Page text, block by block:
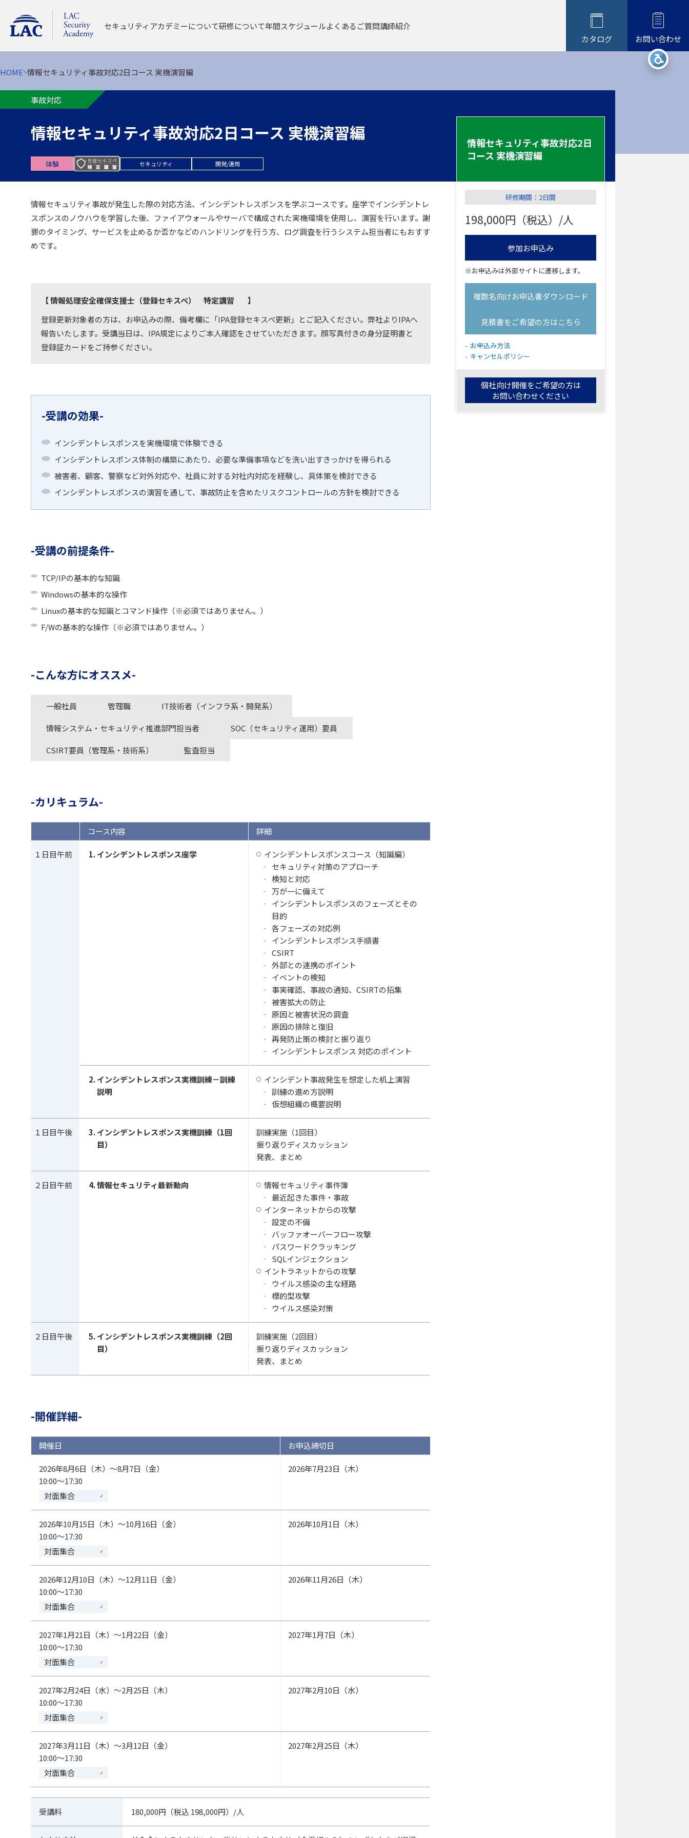
カタログ お問い合わせ
セキュリティアカデミーについて研修について
はじめて受講される方 / 研修について
オープン開催（対面集合 / リモートライブ）
修了証について
eラーニング／コンテンツレンタル
eラーニング／コンテンツレンタルの
お申込みについて
年間スケジュールよくあるご質問講師紹介
HOME 情報セキュリティ事故対応2日コース 実機演習編
事故対応
情報セキュリティ事故対応2日コース 実機演習編
体験 セキュリティ 開発/運用
情報セキュリティ事故対応2日
コース 実機演習編
研修期間：2日間
198,000円（税込）/人
参加お申込み
※お申込みは外部サイトに遷移します。
複数名向けお申込書ダウンロード
見積書をご希望の方はこちら
お申込み方法
キャンセルポリシー
個社向け開催をご希望の方は
お問い合わせください
情報セキュリティ事故が発生した際の対応方法、インシデントレスポンスを学ぶコースです。座学でインシデントレ
スポンスのノウハウを学習した後、ファイアウォールやサーバで構成された実機環境を使用し、演習を行います。謝
罪のタイミング、サービスを止めるか否かなどのハンドリングを行う方、ログ調査を行うシステム担当者にもおすす
めです。
【情報処理安全確保支援士（登録セキスペ） 特定講習
】
登録更新対象者の方は、お申込みの際、備考欄に「IPA登録セキスペ更新」とご記入ください。弊社よりIPAへ
報告いたします。受講当日は、IPA規定によりご本人確認をさせていただきます。顔写真付きの身分証明書と
登録証カードをご持参ください。
受講の効果
インシデントレスポンスを実機環境で体験できる
インシデントレスポンス体制の構築にあたり、必要な準備事項などを洗い出すきっかけを得られる
被害者、顧客、警察など対外対応や、社員に対する対社内対応を経験し、具体策を検討できる
インシデントレスポンスの演習を通して、事故防止を含めたリスクコントロールの方針を検討できる
受講の前提条件
TCP/IPの基本的な知識
Windowsの基本的な操作
Linuxの基本的な知識とコマンド操作（※必須ではありません。）
F/Wの基本的な操作（※必須ではありません。）
こんな方にオススメ
一般社員 管理職 IT技術者（インフラ系・開発系）
情報システム・セキュリティ推進部門担当者 SOC（セキュリティ運用）要員
CSIRT要員（管理系・技術系） 監査担当
カリキュラム
コース内容 詳細
１日目午前 インシデントレスポンス座学
インシデントレスポンスコース（知識編）
セキュリティ対策のアプローチ
検知と対応
万が一に備えて
インシデントレスポンスのフェーズとその
目的
各フェーズの対応例
インシデントレスポンス手順書
CSIRT
外部との連携のポイント
イベントの検知
事実確認、事故の通知、CSIRTの招集
被害拡大の防止
原因と被害状況の調査
原因の排除と復旧
再発防止策の検討と振り返り
インシデントレスポンス 対応のポイント
インシデントレスポンス実機訓練－訓練
説明
インシデント事故発生を想定した机上演習
訓練の進め方説明
仮想組織の概要説明
１日目午後
インシデントレスポンス実機訓練（1回
目）
訓練実施（1回目）
振り返りディスカッション
発表、まとめ
２日目午前 情報セキュリティ最新動向
情報セキュリティ事件簿
最近起きた事件・事故
インターネットからの攻撃
設定の不備
バッファオーバーフロー攻撃
パスワードクラッキング
SQLインジェクション
イントラネットからの攻撃
ウイルス感染の主な経路
標的型攻撃
ウイルス感染対策
２日目午後
インシデントレスポンス実機訓練（2回
目）
訓練実施（2回目）
振り返りディスカッション
発表、まとめ
開催詳細
開催日 お申込締切日
2026年8月6日（木）～8月7日（金）
10:00～17:30
対面集合
2026年7月23日（木）
2026年10月15日（木）～10月16日（金）
10:00～17:30
対面集合
2026年10月1日（木）
2026年12月10日（木）～12月11日（金）
10:00～17:30
対面集合
2026年11月26日（木）
2027年1月21日（木）～1月22日（金）
10:00～17:30
対面集合
2027年1月7日（木）
2027年2月24日（水）～2月25日（木）
10:00～17:30
対面集合
2027年2月10日（水）
2027年3月11日（木）～3月12日（金）
10:00～17:30
対面集合
2027年2月25日（木）
受講料 180,000円（税込 198,000円）/人